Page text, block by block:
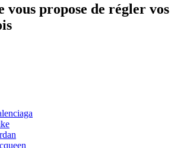
vous propose de régler vos